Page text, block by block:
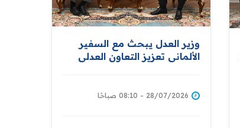
وزير العدل يبحث مع السفير
الألماني تعزيز التعاون العدلي
28/07/2026 - 08:10 صباحًا